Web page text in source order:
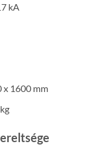
kA
x 1600 mm